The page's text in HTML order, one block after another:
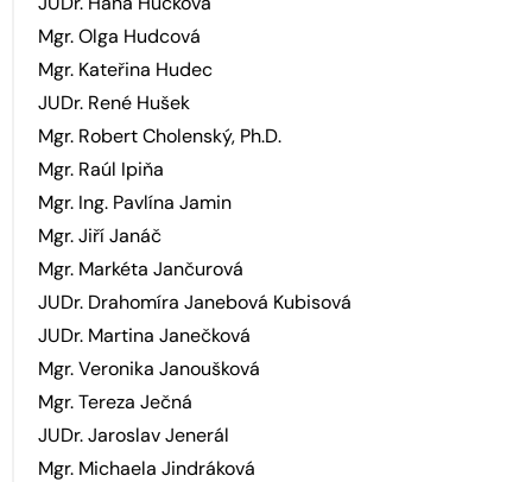
Mgr. Olga Hudcová
Mgr. Kateřina Hudec
JUDr. René Hušek
Mgr. Robert Cholenský, Ph.D.
Mgr. Raúl Ipiňa
Mgr. Ing. Pavlína Jamin
Mgr. Jiří Janáč
Mgr. Markéta Jančurová
JUDr. Drahomíra Janebová Kubisová
JUDr. Martina Janečková
Mgr. Veronika Janoušková
Mgr. Tereza Ječná
JUDr. Jaroslav Jenerál
Mgr. Michaela Jindráková